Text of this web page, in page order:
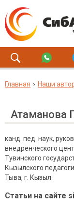
Главная Наши
Атаманова
канд. пед. наук,
внедренческого
Тувинского
Кызылского
Тыва, г. Кызыл
Статьи на сайте